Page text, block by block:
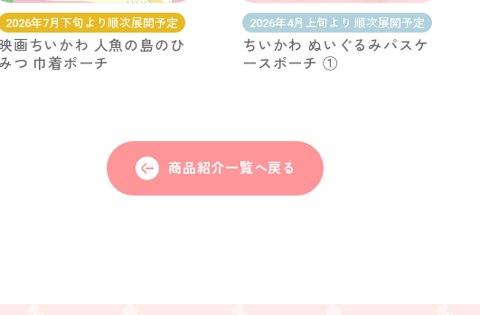
2026年7月下旬より順次展開予定
映画ちいかわ 人魚の島のひ
みつ 巾着ポーチ
2026年4月上旬より 順次展開予定
ちいかわ ぬいぐるみパスケ
ースポーチ ①
商品紹介一覧へ戻る